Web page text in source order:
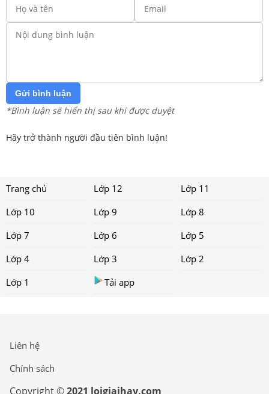
Gửi bình luận
*Bình luận sẽ hiển thị sau khi được duyệt
Hãy trở thành người đầu tiên bình luận!
Trang chủ Lớp 12
Lớp 11
Lớp 10
Lớp 9
Lớp 8
Lớp 7
Lớp 6
Lớp 5
Lớp 4
Lớp 3
Lớp 2
Lớp 1
Tải app
Liên hệ
Chính sách
Copyright ©2021 loigiaihay.com